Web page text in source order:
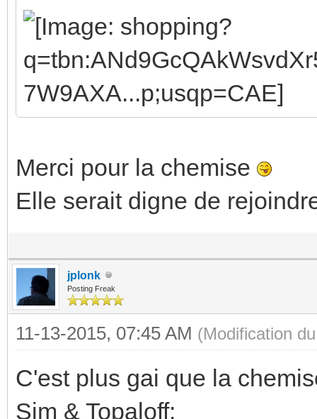
Merci pour la chemise
Elle serait digne de
jplonk
Posting Freak
11-13-2015, 07:45 AM (Modification
C'est plus gai que la
Sim & Topaloff: